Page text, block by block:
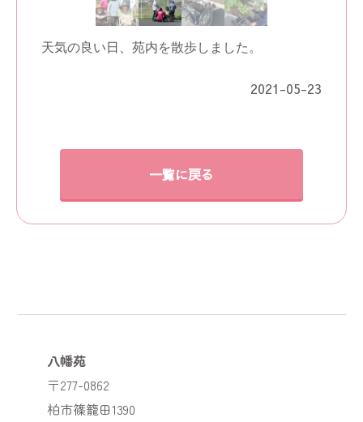
天気の良い日、苑内を散歩しました。
2021-05-23
一覧に戻る
八幡苑
〒277-0862
柏市篠籠田1390